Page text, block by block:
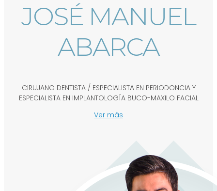
JOSÉ MANUEL
ABARCA
CIRUJANO DENTISTA / ESPECIALISTA EN PERIODONCIA Y
ESPECIALISTA EN IMPLANTOLOGÍA BUCO-MAXILO FACIAL
Ver más